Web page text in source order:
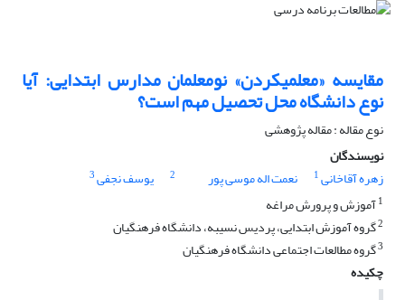
مقایسه‎ «معلمی‎کردن» نومعلمان مدارس ابتدایی: آیا
نوع دانشگاه محل تحصیل مهم است؟
نوع مقاله : مقاله پژوهشی
نویسندگان
زهره آقاخانی1 نعمت اله موسی پور 2 یوسف نجفی3
1آموزش و پرورش مراغه
2گروه آموزش ابتدایی، پردیس نسیبه، دانشگاه فرهنگیان
3گروه مطالعات اجتماعی دانشگاه فرهنگیان
چکیده